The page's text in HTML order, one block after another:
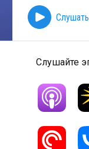
Слушайте